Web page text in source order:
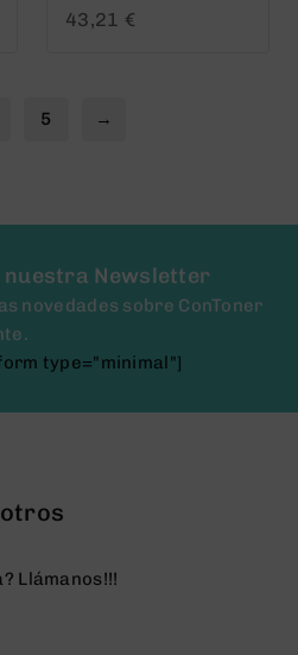
0
43,21 €
5 →
nuestra Newsletter
novedades sobre ConToner
type="minimal"]
Llámanos!!!